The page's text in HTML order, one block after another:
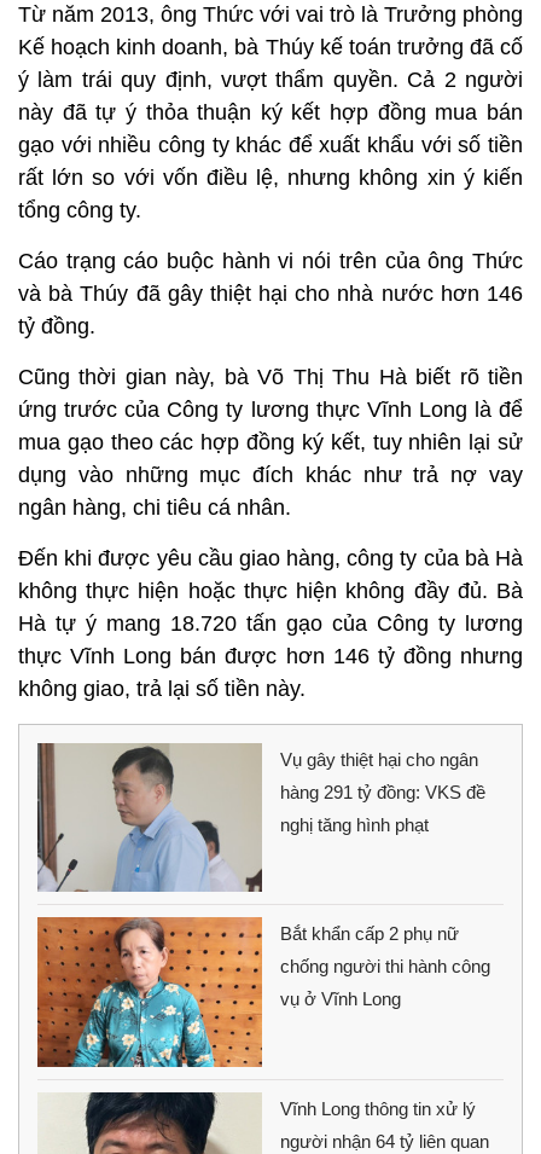
Từ năm 2013, ông Thức với vai trò là Trưởng phòng
Kế hoạch kinh doanh, bà Thúy kế toán trưởng đã cố
ý làm trái quy định, vượt thẩm quyền. Cả 2 người
này đã tự ý thỏa thuận ký kết hợp đồng mua bán
gạo với nhiều công ty khác để xuất khẩu với số tiền
rất lớn so với vốn điều lệ, nhưng không xin ý kiến
tổng công ty.
Cáo trạng cáo buộc hành vi nói trên của ông Thức
và bà Thúy đã gây thiệt hại cho nhà nước hơn 146
tỷ đồng.
Cũng thời gian này, bà Võ Thị Thu Hà biết rõ tiền
ứng trước của Công ty lương thực Vĩnh Long là để
mua gạo theo các hợp đồng ký kết, tuy nhiên lại sử
dụng vào những mục đích khác như trả nợ vay
ngân hàng, chi tiêu cá nhân.
Đến khi được yêu cầu giao hàng, công ty của bà Hà
không thực hiện hoặc thực hiện không đầy đủ. Bà
Hà tự ý mang 18.720 tấn gạo của Công ty lương
thực Vĩnh Long bán được hơn 146 tỷ đồng nhưng
không giao, trả lại số tiền này.
Vụ gây thiệt hại cho ngân
hàng 291 tỷ đồng: VKS đề
nghị tăng hình phạt
Bắt khẩn cấp 2 phụ nữ
chống người thi hành công
vụ ở Vĩnh Long
Vĩnh Long thông tin xử lý
người nhận 64 tỷ liên quan